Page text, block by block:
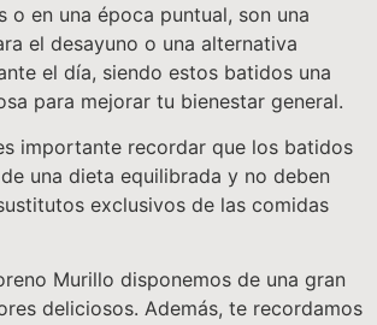
o en una época puntual, son una
el desayuno o una alternativa
el día, siendo estos batidos una
para mejorar tu bienestar general.
importante recordar que los batidos
una dieta equilibrada y no deben
exclusivos de las comidas
Murillo disponemos de una gran
deliciosos. Además, te recordamos